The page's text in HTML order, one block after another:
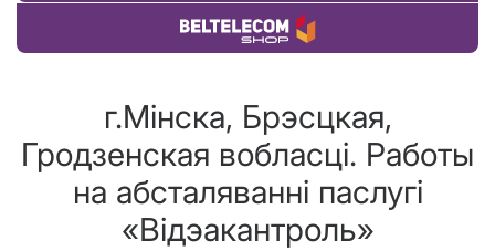
Купіць тавар
г.Мінска, Брэсцкая,
Гродзенская вобласці. Работы
на абсталяваннi паслугi
«Вiдэакантроль»